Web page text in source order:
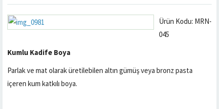
Ürün Kodu: MRN-
045
Kumlu Kadife Boya
Parlak ve mat olarak üretilebilen altın gümüş veya bronz pasta
içeren kum katkılı boya.